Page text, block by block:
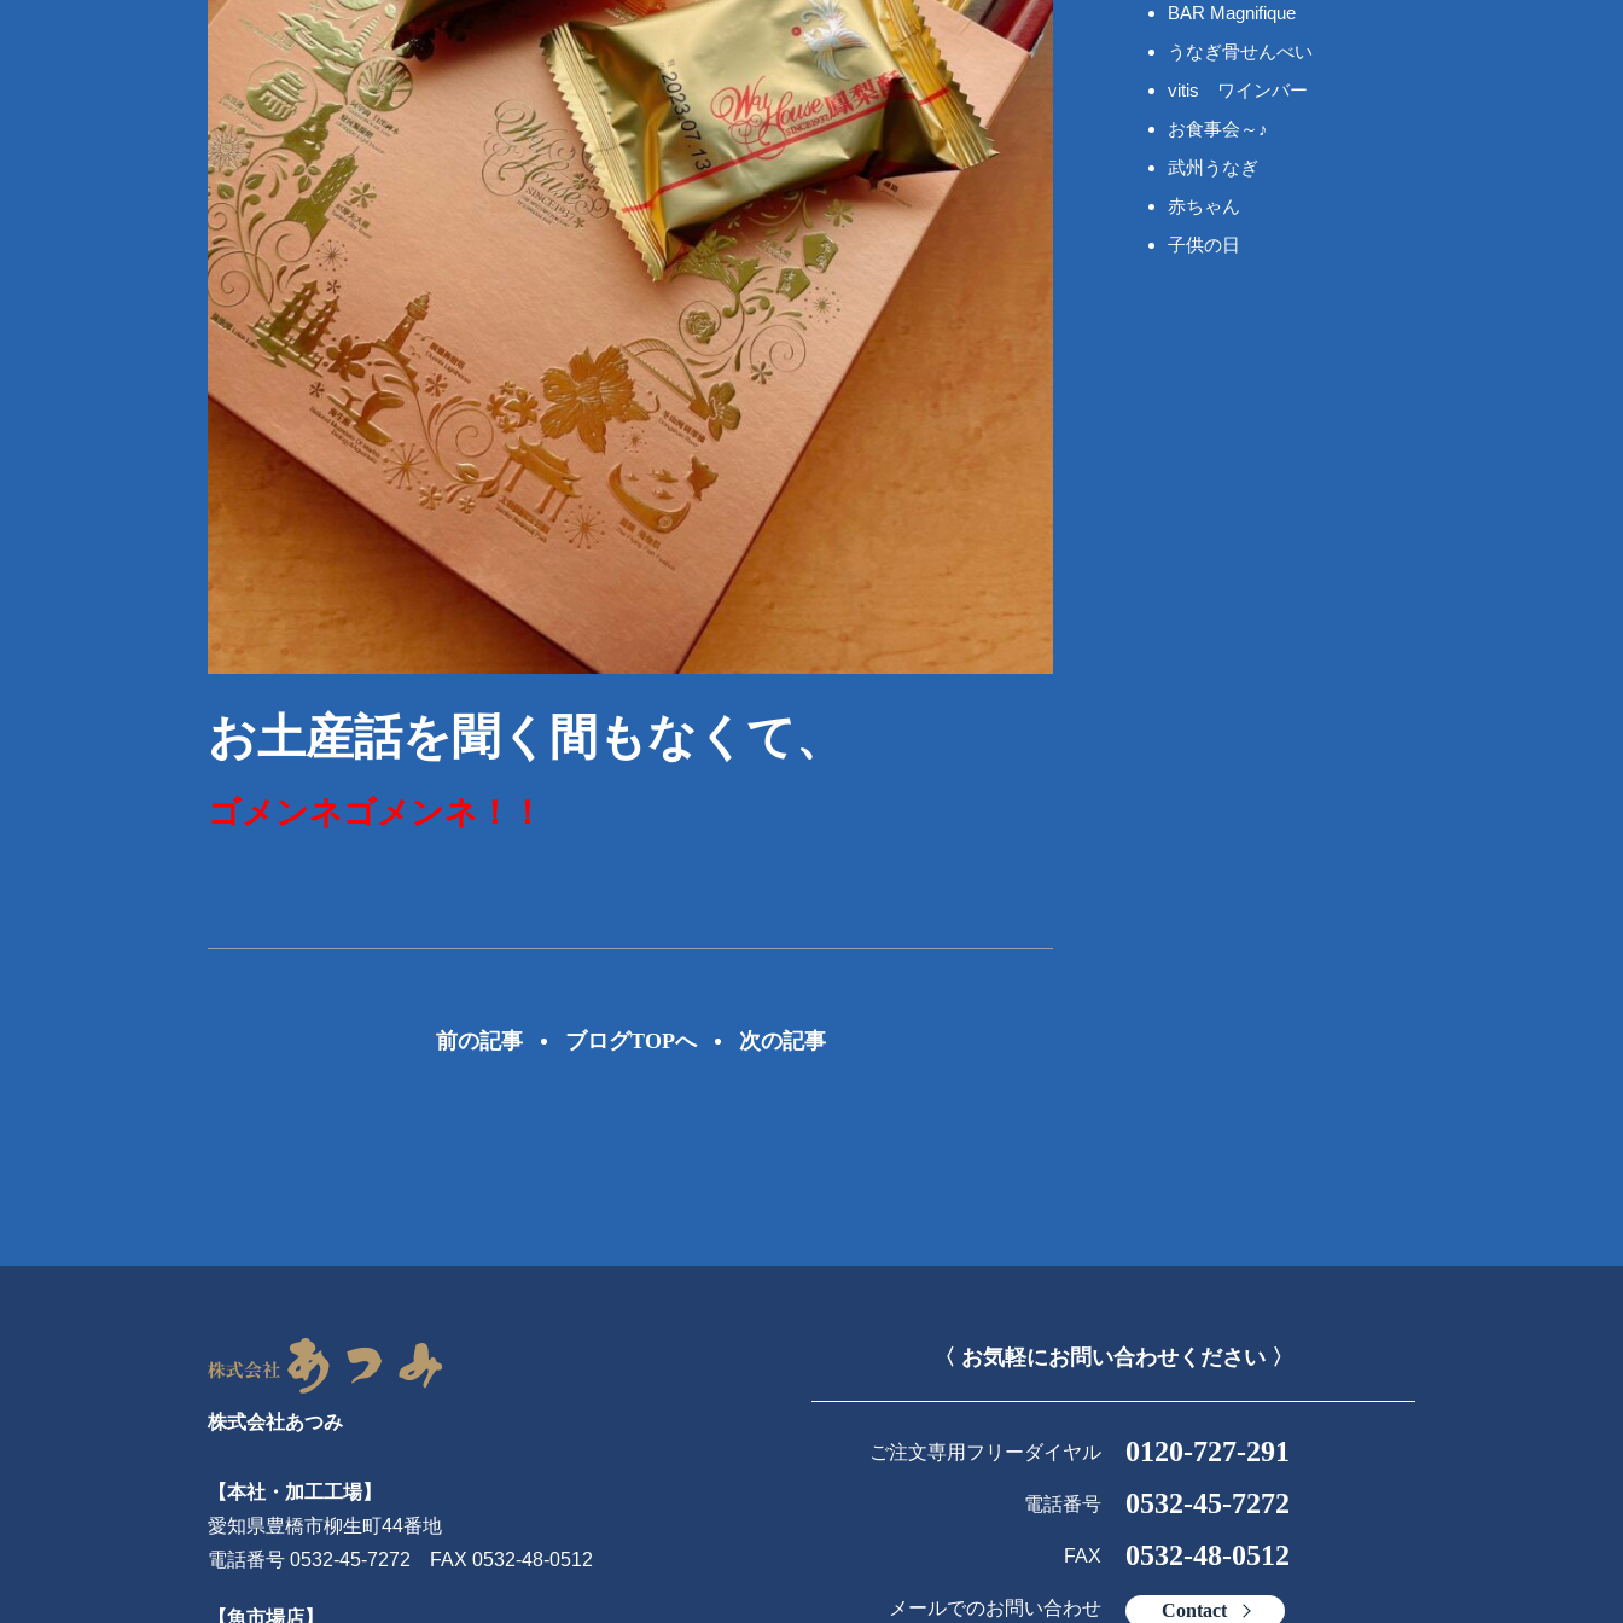
お土産話を聞く間もなくて、
ゴメンネゴメンネ！！
前の記事 ブログTOPへ 次の記事
BAR Magnifique
うなぎ骨せんべい
vitis ワインバー
お食事会～♪
武州うなぎ
赤ちゃん
子供の日
株式会社あつみ
【本社・加工工場】
愛知県豊橋市柳生町44番地
電話番号 0532-45-7272 FAX 0532-48-0512
【魚市場店】
〈 お気軽にお問い合わせください 〉
ご注文専用フリーダイヤル 0120-727-291
電話番号 0532-45-7272
FAX 0532-48-0512
メールでのお問い合わせ Contact